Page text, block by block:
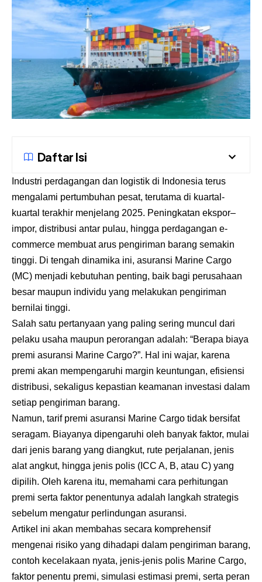
Daftar Isi
Industri perdagangan dan logistik di Indonesia terus
mengalami pertumbuhan pesat, terutama di kuartal-
kuartal terakhir menjelang 2025. Peningkatan ekspor–
impor, distribusi antar pulau, hingga perdagangan e-
commerce membuat arus pengiriman barang semakin
tinggi. Di tengah dinamika ini, asuransi Marine Cargo
(MC) menjadi kebutuhan penting, baik bagi perusahaan
besar maupun individu yang melakukan pengiriman
bernilai tinggi.
Salah satu pertanyaan yang paling sering muncul dari
pelaku usaha maupun perorangan adalah: “Berapa biaya
premi asuransi Marine Cargo?”. Hal ini wajar, karena
premi akan mempengaruhi margin keuntungan, efisiensi
distribusi, sekaligus kepastian keamanan investasi dalam
setiap pengiriman barang.
Namun, tarif premi asuransi Marine Cargo tidak bersifat
seragam. Biayanya dipengaruhi oleh banyak faktor, mulai
dari jenis barang yang diangkut, rute perjalanan, jenis
alat angkut, hingga jenis polis (ICC A, B, atau C) yang
dipilih. Oleh karena itu, memahami cara perhitungan
premi serta faktor penentunya adalah langkah strategis
sebelum mengatur perlindungan asuransi.
Artikel ini akan membahas secara komprehensif
mengenai risiko yang dihadapi dalam pengiriman barang,
contoh kecelakaan nyata, jenis-jenis polis Marine Cargo,
faktor penentu premi, simulasi estimasi premi, serta peran